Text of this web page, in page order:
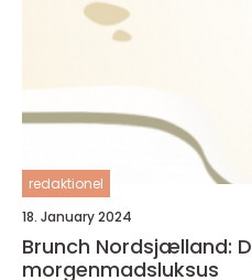
redaktionel
18. January 2024
Brunch Nordsjælland:
morgenmadsluksus